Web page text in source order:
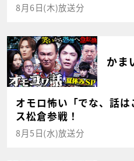
8月6日(木)放送分
かま
オモロ怖い「でな、話
ス松倉参戦！
8月5日(水)放送分